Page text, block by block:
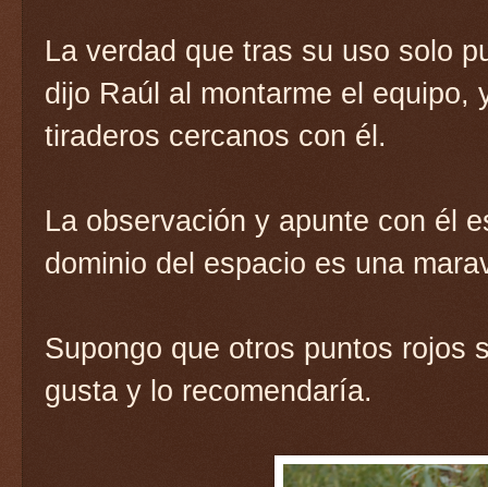
La verdad que tras su uso solo
dijo Raúl al montarme el equipo,
tiraderos cercanos con él.
La observación y apunte con él
dominio del espacio es una
Supongo que otros puntos rojos
gusta y lo recomendaría.